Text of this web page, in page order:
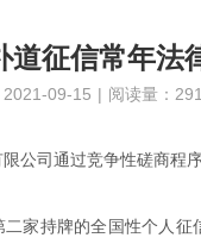
道征信常年法
2021-09-15 | 阅读量：
公司通过竞争性磋商程
二家持牌的全国性个人